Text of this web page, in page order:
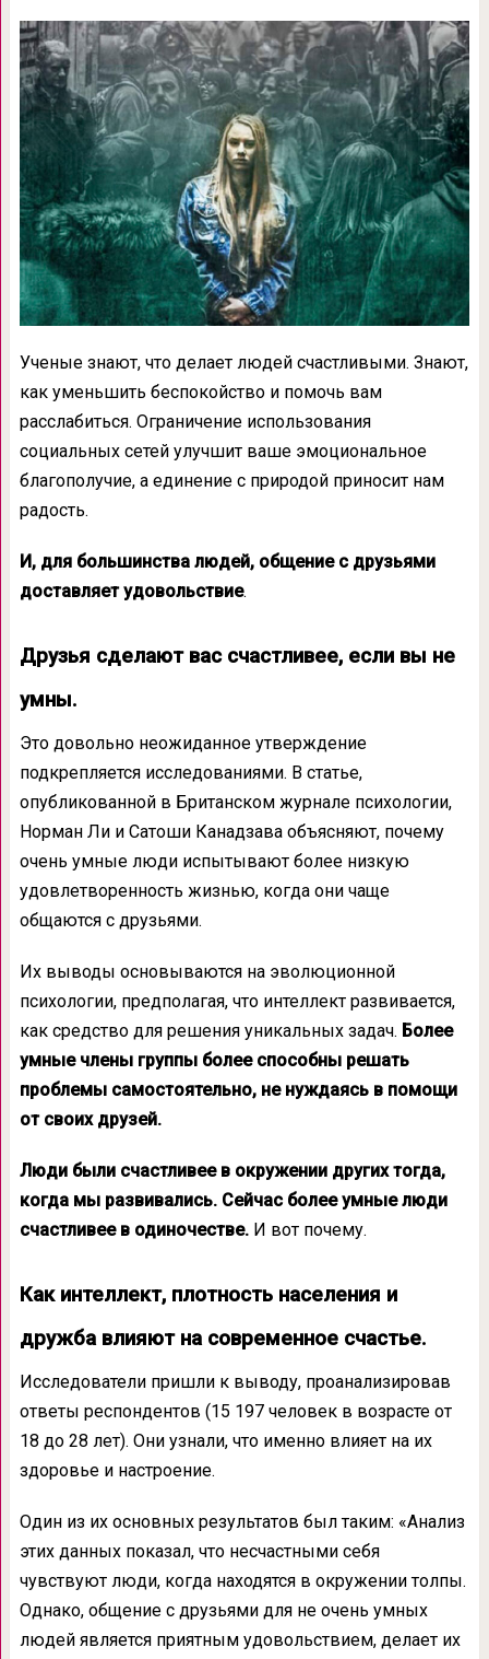
Ученые знают, что делает людей счастливыми. Знают,
как уменьшить беспокойство и помочь вам
расслабиться. Ограничение использования
социальных сетей улучшит ваше эмоциональное
благополучие, а единение с природой приносит нам
радость.
И, для большинства людей, общение с друзьями
доставляет удовольствие.
Друзья сделают вас счастливее, если вы не
умны.
Это довольно неожиданное утверждение
подкрепляется исследованиями. В статье,
опубликованной в Британском журнале психологии,
Норман Ли и Сатоши Канадзава объясняют, почему
очень умные люди испытывают более низкую
удовлетворенность жизнью, когда они чаще
общаются с друзьями.
Их выводы основываются на эволюционной
психологии, предполагая, что интеллект развивается,
как средство для решения уникальных задач. Более
умные члены группы более способны решать
проблемы самостоятельно, не нуждаясь в помощи
от своих друзей.
Люди были счастливее в окружении других тогда,
когда мы развивались. Сейчас более умные люди
счастливее в одиночестве.И вот почему.
Как интеллект, плотность населения и
дружба влияют на современное счастье.
Исследователи пришли к выводу, проанализировав
ответы респондентов (15 197 человек в возрасте от
18 до 28 лет). Они узнали, что именно влияет на их
здоровье и настроение.
Один из их основных результатов был таким: «Анализ
этих данных показал, что несчастными себя
чувствуют люди, когда находятся в окружении толпы.
Однако, общение с друзьями для не очень умных
людей является приятным удовольствием, делает их